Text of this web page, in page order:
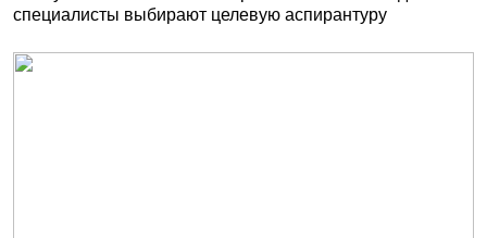
специалисты выбирают целевую аспирантуру